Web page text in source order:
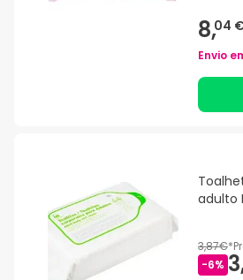
8,04
Envio
adulto
3,87€*
-6%